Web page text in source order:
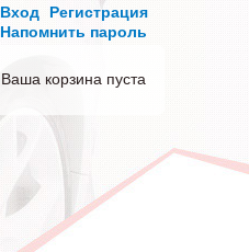
Вход
Регистрация
Напомнить пароль
Ваша корзина пуста